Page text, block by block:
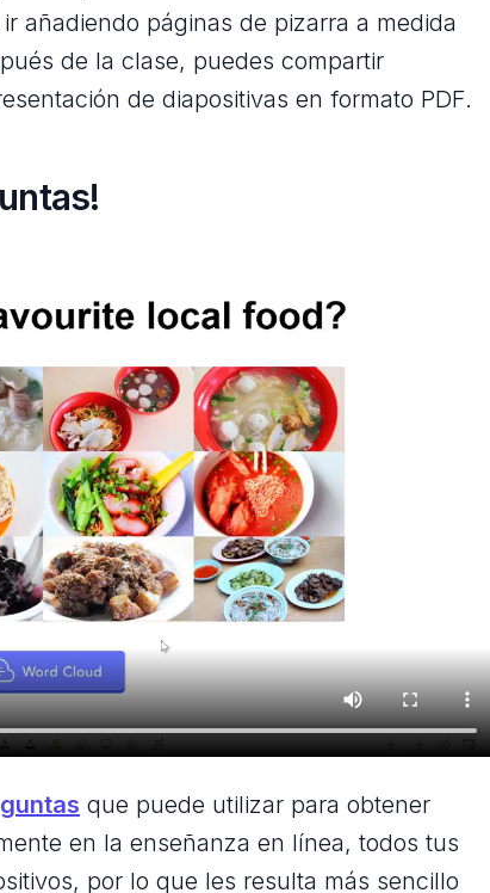
añadiendo páginas de pizarra a medida
de la clase, puedes compartir
de diapositivas en formato PDF.
que puede utilizar para obtener
en la enseñanza en línea, todos tus
por lo que les resulta más sencillo